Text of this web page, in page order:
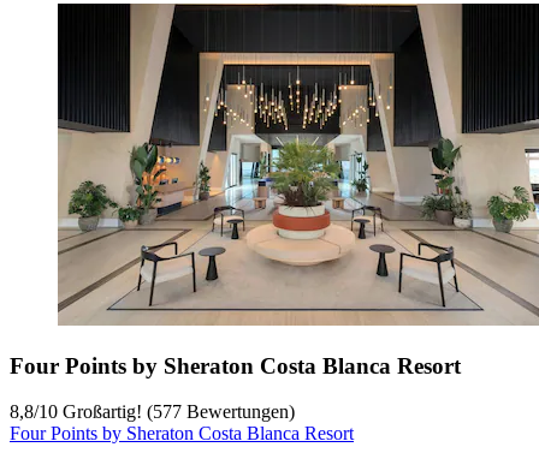
Four Points by Sheraton Costa Blanca Resort
8,8/10 Großartig! (577 Bewertungen)
Four Points by Sheraton Costa Blanca Resort